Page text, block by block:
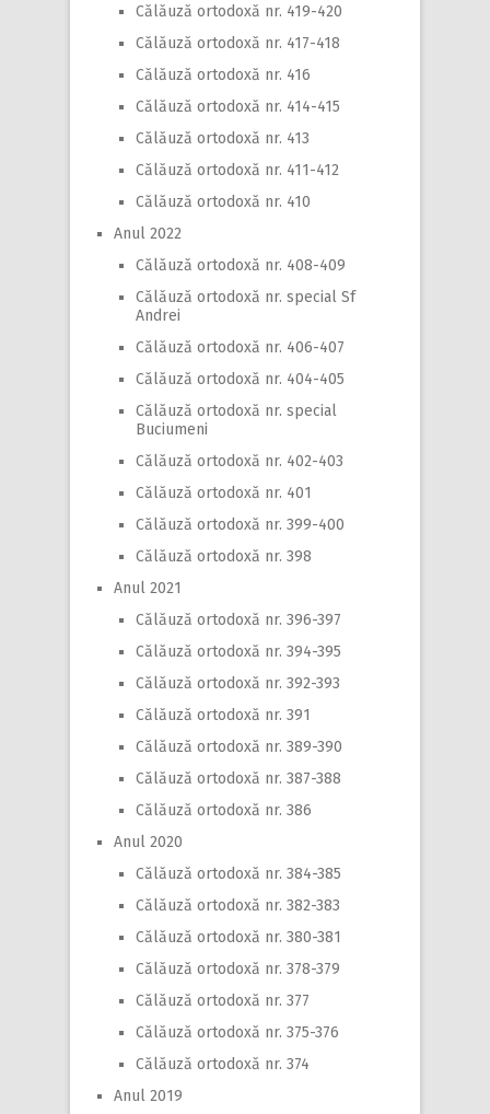
Călăuză ortodoxă nr. 419-420
Călăuză ortodoxă nr. 417-418
Călăuză ortodoxă nr. 416
Călăuză ortodoxă nr. 414-415
Călăuză ortodoxă nr. 413
Călăuză ortodoxă nr. 411-412
Călăuză ortodoxă nr. 410
Anul 2022
Călăuză ortodoxă nr. 408-409
Călăuză ortodoxă nr. special Sf
Andrei
Călăuză ortodoxă nr. 406-407
Călăuză ortodoxă nr. 404-405
Călăuză ortodoxă nr. special
Buciumeni
Călăuză ortodoxă nr. 402-403
Călăuză ortodoxă nr. 401
Călăuză ortodoxă nr. 399-400
Călăuză ortodoxă nr. 398
Anul 2021
Călăuză ortodoxă nr. 396-397
Călăuză ortodoxă nr. 394-395
Călăuză ortodoxă nr. 392-393
Călăuză ortodoxă nr. 391
Călăuză ortodoxă nr. 389-390
Călăuză ortodoxă nr. 387-388
Călăuză ortodoxă nr. 386
Anul 2020
Călăuză ortodoxă nr. 384-385
Călăuză ortodoxă nr. 382-383
Călăuză ortodoxă nr. 380-381
Călăuză ortodoxă nr. 378-379
Călăuză ortodoxă nr. 377
Călăuză ortodoxă nr. 375-376
Călăuză ortodoxă nr. 374
Anul 2019